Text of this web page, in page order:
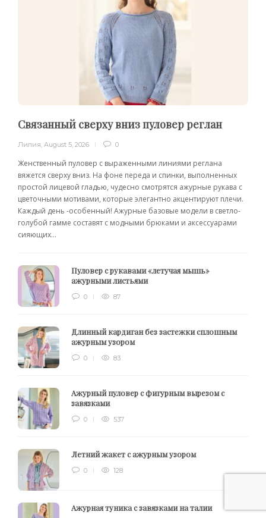
Связанный сверху вниз пуловер реглан
Лилия August 5, 2026 0
Женственный пуловер с выраженными линиями реглана
вяжется сверху вниз. На фоне переда и спинки, выполненных
простой лицевой гладью, чудесно смотрятся ажурные рукава с
цветочными мотивами, которые элегантно акцентируют плечи.
Каждый день -особенный! Ажурные базовые модели в светло-
голубой гамме составят с модными брюками и аксессуарами
сияющих...
Пуловер с рукавами «летучая мышь»
ажурными листьями
0 87
Длинный кардиган без застежки сплошным
ажурным узором
0 83
Ажурный пуловер с фигурным вырезом с
завязками
0 537
Летний жакет с ажурным узором
0 128
Ажурная туника с завязками на талии